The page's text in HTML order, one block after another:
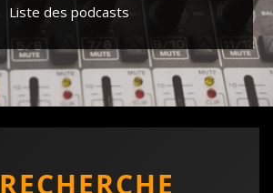
Liste des podcasts
RECHERCHE